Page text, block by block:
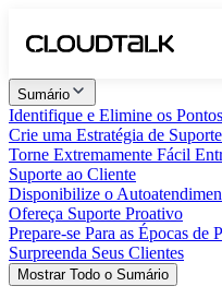
Sumário
Identifique e Elimine os
Crie uma Estratégia de
Torne Extremamente Fácil
Suporte ao Cliente
Disponibilize o
Ofereça Suporte Proativo
Prepare-se Para as Épocas de
Surpreenda Seus Clientes
Mostrar Todo o Sumário